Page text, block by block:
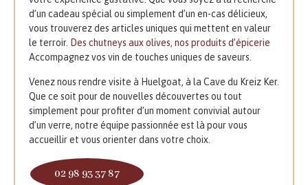
d’un cadeau spécial ou simplement d’un en-cas délicieux,
vous trouverez des articles uniques qui mettent en valeur
le terroir. Des chutneys aux olives, nos produits d’épicerie
Accompagnez vos vin de touches uniques de saveurs.
Venez nous rendre visite à Huelgoat, à la Cave du Kreiz Ker.
Que ce soit pour de nouvelles découvertes ou tout
simplement pour profiter d’un moment convivial autour
d’un verre, notre équipe passionnée est là pour vous
accueillir et vous orienter dans votre choix.
02 98 93 37 87